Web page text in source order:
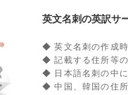
英文名刺の英訳サ
◆ 英文名刺の作成時
◆ 記載する住所等の
◆ 日本語名刺の中に
◆ 中国、韓国の住所